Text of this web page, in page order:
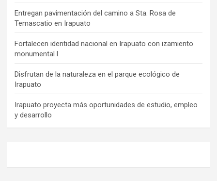
Entregan pavimentación del camino a Sta. Rosa de
Temascatio en Irapuato
Fortalecen identidad nacional en Irapuato con izamiento
monumental l
Disfrutan de la naturaleza en el parque ecológico de
Irapuato
Irapuato proyecta más oportunidades de estudio, empleo
y desarrollo